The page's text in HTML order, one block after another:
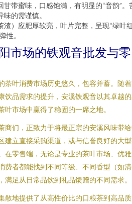
甘带蜜味，口感饱满，有明显的“音韵”。
的需谨慎。
渣）应肥厚软亮，叶片完整，呈现“绿叶
性。
市场的铁观音批发与零
茶叶消费市场历史悠久，包容并蓄。随
饮品需求的提升，安溪铁观音以其卓越
市场中赢得了稳固的一席之地。
商们，正致力于将最正宗的安溪风味带
建立直接采购渠道，或与信誉良好的大
在零售端，无论是专业的茶叶市场、优
费者都能找到不同等级、不同香型（如
足从日常品饮到礼品馈赠的不同需求。
散地提供了从高性价比的口粮茶到高品